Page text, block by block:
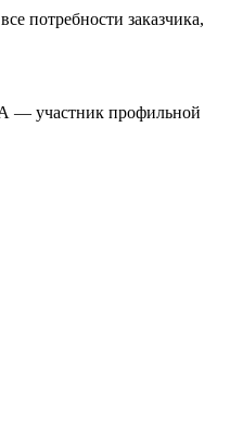
потребности заказчика,
— участник профильной